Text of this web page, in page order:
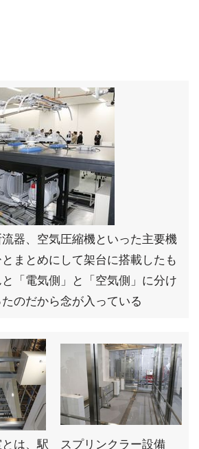
器、空気圧縮機といった主要機
まとめにして架台に搭載したも
「電気側」と「空気側」に分け
のだから念が入っている
は、駅 スプリンクラー設備